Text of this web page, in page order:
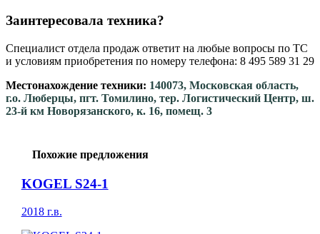
Заинтересовала техника?
Специалист отдела продаж ответит на любые вопросы по ТС
и условиям приобретения по номеру телефона: 8 495 589 31 29
Местонахождение техники: 140073, Московская область,
г.о. Люберцы, пгт. Томилино, тер. Логистический Центр, ш.
23-й км Новорязанского, к. 16, помещ. 3
Похожие предложения
KOGEL S24-1
2018 г.в.